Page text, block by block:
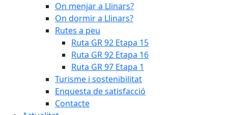
On menjar a Llinars?
On dormir a Llinars?
Rutes a peu
Ruta GR 92 Etapa 15
Ruta GR 92 Etapa 16
Ruta GR 97 Etapa 1
Turisme i sostenibilitat
Enquesta de satisfacció
Contacte